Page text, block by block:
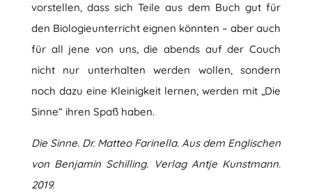
vorstellen, dass sich Teile aus dem Buch gut für
den Biologieunterricht eignen könnten – aber auch
für all jene von uns, die abends auf der Couch
nicht nur unterhalten werden wollen, sondern
noch dazu eine Kleinigkeit lernen, werden mit „Die
Sinne“ ihren Spaß haben.
Die Sinne. Dr. Matteo Farinella. Aus dem Englischen
von Benjamin Schilling. Verlag Antje Kunstmann.
2019.